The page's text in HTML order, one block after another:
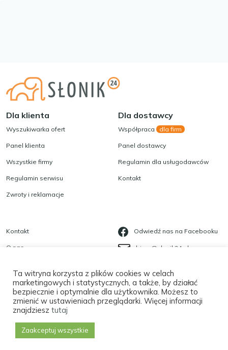
Dla klienta
Wyszukiwarka ofert
Panel klienta
Wszystkie firmy
Regulamin serwisu
Zwroty i reklamacje
Dla dostawcy
Współpraca dla firm
Panel dostawcy
Regulamin dla usługodawców
Kontakt
Kontakt
O nas
Polityka prywatności
Płatności
Odwiedź nas na Facebooku
biuro@slonik24.pl
Copyright © 2026 |Tworzenie Stron Sektor 17
Ta witryna korzysta z plików cookies w celach
marketingowych i statystycznych, a także, by działać
bezpiecznie i optymalnie dla użytkownika. Możesz to
zmienić w ustawieniach przeglądarki. Więcej informacji
znajdziesz tutaj
Zaakceptuj wszystkie